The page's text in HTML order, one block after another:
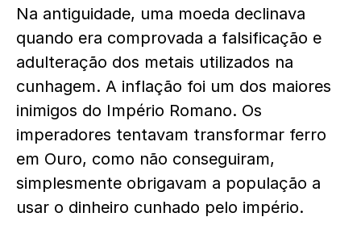
Na antiguidade, uma moeda declinava
quando era comprovada a falsificação e
adulteração dos metais utilizados na
cunhagem. A inflação foi um dos maiores
inimigos do Império Romano. Os
imperadores tentavam transformar ferro
em Ouro, como não conseguiram,
simplesmente obrigavam a população a
usar o dinheiro cunhado pelo império.